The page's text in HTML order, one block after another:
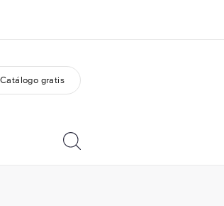
Trabajos
Catálogo gratis